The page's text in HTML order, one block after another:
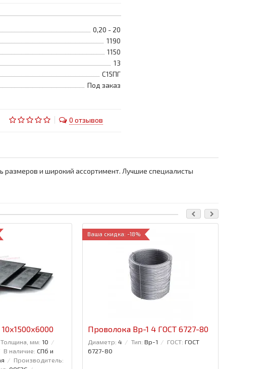
0,20 - 20
1190
1150
13
С15ПГ
Под заказ
0 отзывов
размеров и широкий ассортимент. Лучшие специалисты
Толщина, мм: 10
В наличие: СПб и
Производитель:
Ваша скидка: -18%
Проволока Вр-1 4 ГОСТ 6727-80
Диаметр: 4 Тип: Вр-1 ГОСТ: ГОСТ
6727-80